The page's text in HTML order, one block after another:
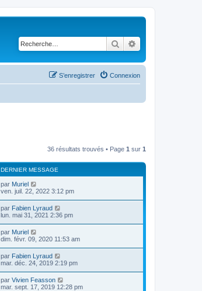
Rechercher
Connexion
S’enregistrer
36 résultats trouvés • Page 1 sur 1
DERNIER MESSAGE
par Muriel
ven. juil. 22, 2022 3:12 pm
par Fabien Lyraud
lun. mai 31, 2021 2:36 pm
par Muriel
dim. févr. 09, 2020 11:53 am
par Fabien Lyraud
mar. déc. 24, 2019 2:19 pm
par Vivien Feasson
mar. sept. 17, 2019 12:28 pm